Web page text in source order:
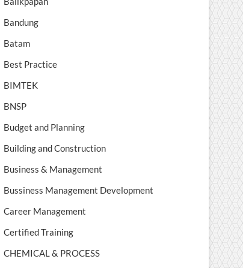
Bandung
Batam
Best Practice
BIMTEK
BNSP
Budget and Planning
Building and Construction
Business & Management
Bussiness Management Development
Career Management
Certified Training
CHEMICAL & PROCESS